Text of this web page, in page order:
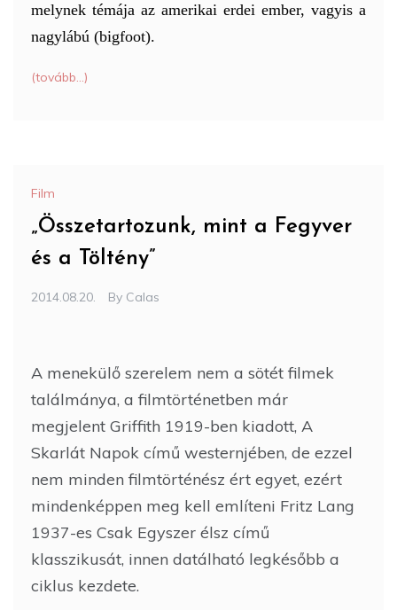
melynek témája az amerikai erdei ember, vagyis a
nagylábú (bigfoot).
(tovább…)
Film
„Összetartozunk, mint a Fegyver
és a Töltény”
2014.08.20. By Calas
A menekülő szerelem nem a sötét filmek
találmánya, a filmtörténetben már
megjelent Griffith 1919-ben kiadott, A
Skarlát Napok című westernjében, de ezzel
nem minden filmtörténész ért egyet, ezért
mindenképpen meg kell említeni Fritz Lang
1937-es Csak Egyszer élsz című
klasszikusát, innen datálható legkésőbb a
ciklus kezdete.